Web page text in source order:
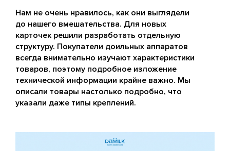
Нам не очень нравилось, как они выглядели
до нашего вмешательства. Для новых
карточек решили разработать отдельную
структуру. Покупатели доильных аппаратов
всегда внимательно изучают характеристики
товаров, поэтому подробное изложение
технической информации крайне важно. Мы
описали товары настолько подробно, что
указали даже типы креплений.